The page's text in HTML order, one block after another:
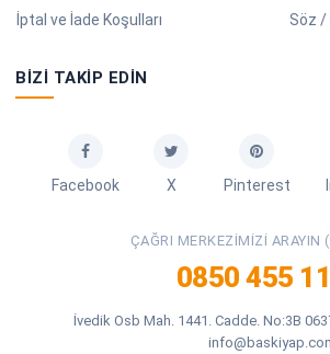
İptal ve İade Koşulları Söz /
BIZI TAKIP EDIN
Facebook X Pinterest
ÇAĞRI MERKEZIMIZI
0850 455
İvedik Osb Mah. 1441. Cadde. No:3B